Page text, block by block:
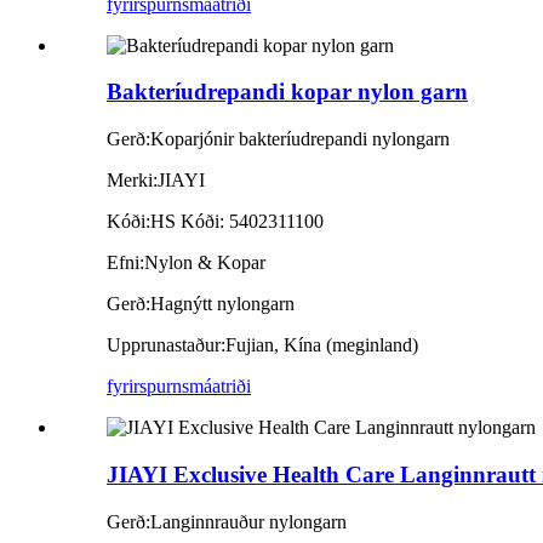
Bakteríudrepandi kopar nylon garn
Gerð:Koparjónir bakteríudrepandi nylongarn
Merki:JIAYI
Kóði:HS Kóði: 5402311100
Efni:Nylon & Kopar
Gerð:Hagnýtt nylongarn
Upprunastaður:Fujian, Kína (meginland)
fyrirspurnsmáatriði
JIAYI Exclusive Health Care Langinnrautt
Gerð:Langinnrauður nylongarn